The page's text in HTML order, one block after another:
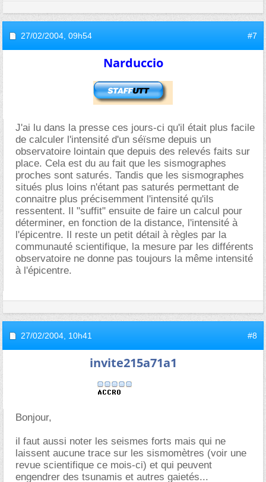
27/02/2004, 09h54 #7
Narduccio
J'ai lu dans la presse ces jours-ci qu'il était plus facile
de calculer l'intensité d'un séïsme depuis un
observatoire lointain que depuis des relevés faits sur
place. Cela est du au fait que les sismographes
proches sont saturés. Tandis que les sismographes
situés plus loins n'étant pas saturés permettant de
connaitre plus précisemment l'intensité qu'ils
ressentent. Il "suffit" ensuite de faire un calcul pour
déterminer, en fonction de la distance, l'intensité à
l'épicentre. Il reste un petit détail à règles par la
communauté scientifique, la mesure par les différents
observatoire ne donne pas toujours la même intensité
à l'épicentre.
27/02/2004, 10h41 #8
invite215a71a1
Bonjour,
il faut aussi noter les seismes forts mais qui ne
laissent aucune trace sur les sismomètres (voir une
revue scientifique ce mois-ci) et qui peuvent
engendrer des tsunamis et autres gaietés...